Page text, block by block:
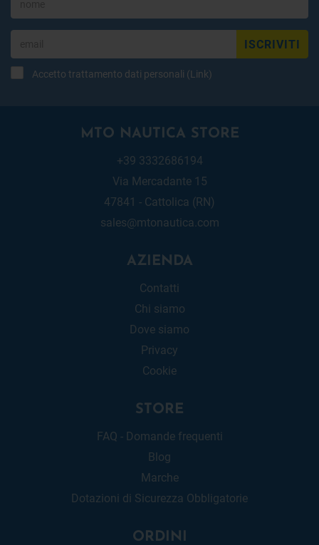
ISCRIVITI
Accetto trattamento dati personali (Link)
MTO NAUTICA STORE
+39 3332686194
Via Mercadante 15
47841 - Cattolica (RN)
sales@mtonautica.com
AZIENDA
Contatti
Chi siamo
Dove siamo
Privacy
Cookie
STORE
FAQ - Domande frequenti
Blog
Marche
Dotazioni di Sicurezza Obbligatorie
ORDINI